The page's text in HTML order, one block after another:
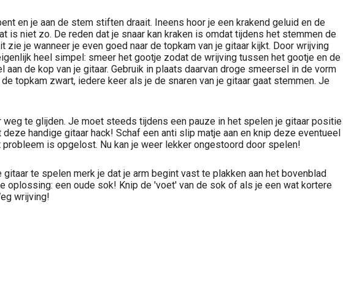
en je aan de stem stiften draait. Ineens hoor je een krakend geluid en de
niet zo. De reden dat je snaar kan kraken is omdat tijdens het stemmen de
je wanneer je even goed naar de topkam van je gitaar kijkt. Door wrijving
heel simpel: smeer het gootje zodat de wrijving tussen het gootje en de
de kop van je gitaar. Gebruik in plaats daarvan droge smeersel in de vorm
topkam zwart, iedere keer als je de snaren van je gitaar gaat stemmen. Je
te glijden. Je moet steeds tijdens een pauze in het spelen je gitaar positie
handige gitaar hack! Schaf een anti slip matje aan en knip deze eventueel
is opgelost. Nu kan je weer lekker ongestoord door spelen!
te spelen merk je dat je arm begint vast te plakken aan het bovenblad
oplossing: een oude sok! Knip de 'voet' van de sok of als je een wat kortere
wrijving!